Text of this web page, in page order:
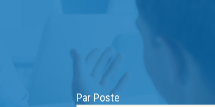
Par Poste